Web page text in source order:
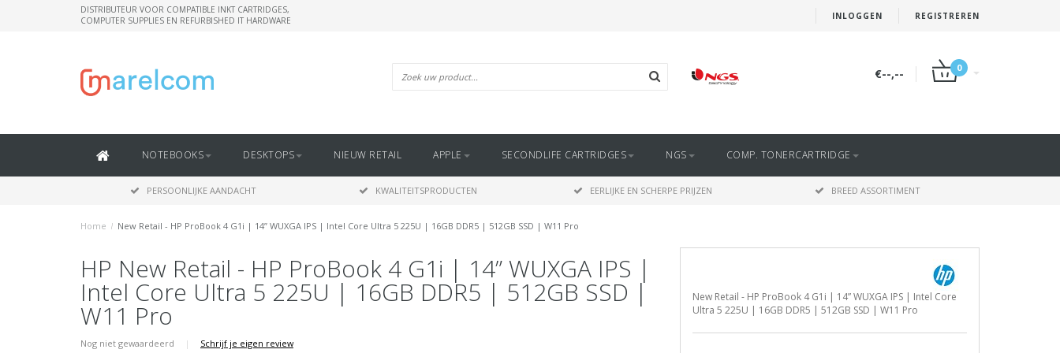
INLOGGEN REGISTREREN
DISTRIBUTEUR VOOR COMPATIBLE INKT CARTRIDGES,
COMPUTER SUPPLIES EN REFURBISHED IT HARDWARE
€--,-- 0
NOTEBOOKS DESKTOPS NIEUW RETAIL APPLE SECONDLIFE CARTRIDGES NGS COMP. TONERCARTRIDGE
PERSOONLIJKE AANDACHT KWALITEITSPRODUCTEN EERLIJKE EN SCHERPE PRIJZEN BREED ASSORTIMENT
Home / New Retail - HP ProBook 4 G1i | 14” WUXGA IPS | Intel Core Ultra 5 225U | 16GB DDR5 | 512GB SSD | W11 Pro
HP New Retail - HP ProBook 4 G1i | 14” WUXGA IPS |
Intel Core Ultra 5 225U | 16GB DDR5 | 512GB SSD |
W11 Pro
Nog niet gewaardeerd | Schrijf je eigen review
New Retail - HP ProBook 4 G1i | 14” WUXGA IPS | Intel Core
Ultra 5 225U | 16GB DDR5 | 512GB SSD | W11 Pro